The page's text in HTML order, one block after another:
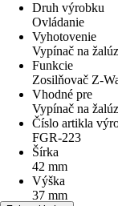
Druh výrobku
Ovládanie
Vyhotovenie
Vypínač na
Funkcie
Zosilňovač Z-
Vhodné pre
Vypínač na
Číslo artikla
FGR-223
Šírka
42 mm
Výška
37 mm